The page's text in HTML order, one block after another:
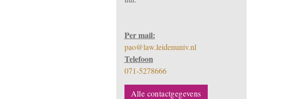
Per mail:
pao@law.leidenuniv.nl
Telefoon
071-5278666
Alle contactgegevens